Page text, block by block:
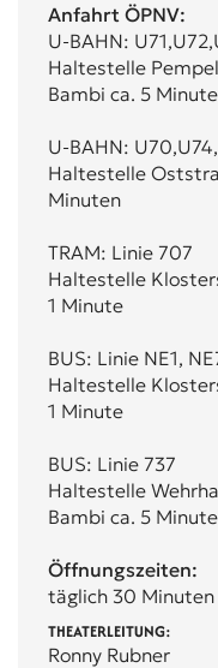
Anfahrt ÖPNV:
U-BAHN:
Haltestelle
Bambi ca. 5
U-BAHN:
Haltestelle
Minuten
TRAM: Linie 707
Haltestelle
1 Minute
BUS: Linie NE1,
Haltestelle
1 Minute
BUS: Linie 737
Haltestelle
Bambi ca. 5
Öffnungszeiten:
täglich 30
THEATERLEITUNG:
Ronny Rubner